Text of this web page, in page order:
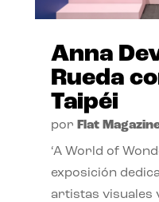
Anna
Rueda
Taipéi
por Flat
‘A World of
exposición
artistas visuales